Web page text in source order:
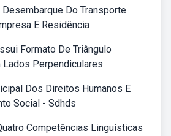
Do Transporte
E Residência
Formato De Triângulo
Lados Perpendiculares
Dos Direitos Humanos E
Social - Sdhds
Competências Linguísticas